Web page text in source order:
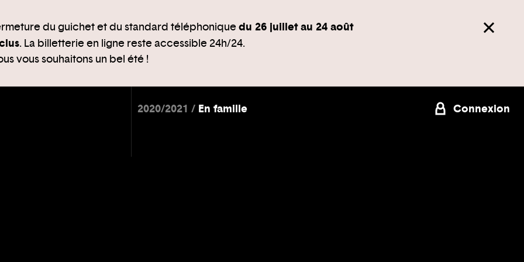
du guichet et du standard téléphoniquedu 26 juillet au 24 août
. La billetterie en ligne reste accessible 24h/24.
vous souhaitons un bel été !
2020/2021 En famille Connexion